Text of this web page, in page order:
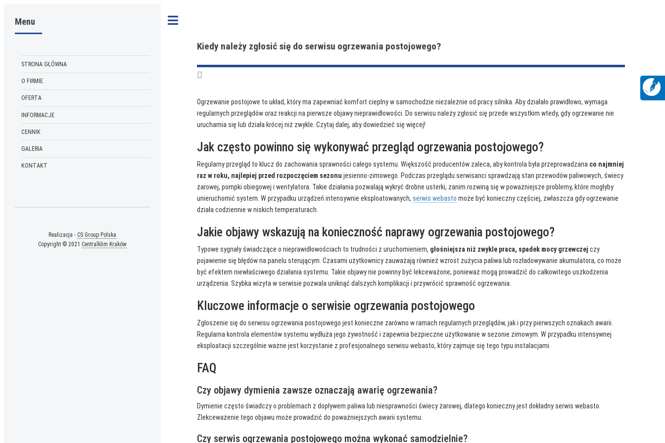
Kiedy należy zgłosić się do serwisu ogrzewania postojowego?
Ogrzewanie postojowe to układ, który ma zapewniać komfort cieplny w samochodzie niezależnie od pracy silnika. Aby działało prawidłowo, wymaga
regularnych przeglądów oraz reakcji na pierwsze objawy nieprawidłowości. Do serwisu należy zgłosić się przede wszystkim wtedy, gdy ogrzewanie nie
uruchamia się lub działa krócej niż zwykle. Czytaj dalej, aby dowiedzieć się więcej!
Jak często powinno się wykonywać przegląd ogrzewania postojowego?
Regularny przegląd to klucz do zachowania sprawności całego systemu. Większość producentów zaleca, aby kontrola była przeprowadzana co najmniej
raz w roku, najlepiej przed rozpoczęciem sezonu jesienno-zimowego. Podczas przeglądu serwisanci sprawdzają stan przewodów paliwowych, świecy
żarowej, pompki obiegowej i wentylatora. Takie działania pozwalają wykryć drobne usterki, zanim rozwiną się w poważniejsze problemy, które mogłyby
unieruchomić system. W przypadku urządzeń intensywnie eksploatowanych,serwis webasto może być konieczny częściej, zwłaszcza gdy ogrzewanie
działa codziennie w niskich temperaturach.
Jakie objawy wskazują na konieczność naprawy ogrzewania postojowego?
Typowe sygnały świadczące o nieprawidłowościach to trudności z uruchomieniem, głośniejsza niż zwykle praca, spadek mocy grzewczejczy
pojawienie się błędów na panelu sterującym. Czasami użytkownicy zauważają również wzrost zużycia paliwa lub rozładowywanie akumulatora, co może
być efektem niewłaściwego działania systemu. Takie objawy nie powinny być lekceważone, ponieważ mogą prowadzić do całkowitego uszkodzenia
urządzenia. Szybka wizyta w serwisie pozwala uniknąć dalszych komplikacji i przywrócić sprawność ogrzewania.
Kluczowe informacje o serwisie ogrzewania postojowego
Zgłoszenie się do serwisu ogrzewania postojowego jest konieczne zarówno w ramach regularnych przeglądów, jak i przy pierwszych oznakach awarii.
Regularna kontrola elementów systemu wydłuża jego żywotność i zapewnia bezpieczne użytkowanie w sezonie zimowym. W przypadku intensywnej
eksploatacji szczególnie ważne jest korzystanie z profesjonalnego serwisu webasto, który zajmuje się tego typu instalacjami.
FAQ
Czy objawy dymienia zawsze oznaczają awarię ogrzewania?
Dymienie często świadczy o problemach z dopływem paliwa lub niesprawności świecy żarowej, dlatego konieczny jest dokładny serwis webasto.
Zlekceważenie tego objawu może prowadzić do poważniejszych awarii systemu.
Czy serwis ogrzewania postojowego można wykonać samodzielnie?
Menu
STRONA GŁÓWNA
O FIRMIE
OFERTA
INFORMACJE
CENNIK
GALERIA
KONTAKT
Realizacja - CS Group Polska
Copyright © 2021 Centralklim Kraków